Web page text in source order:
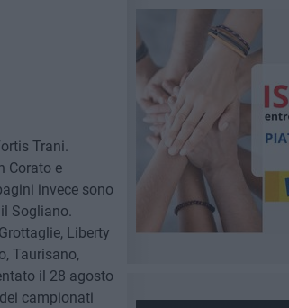
Trani.
Corato e
invece sono
Sogliano.
Liberty
Taurisano,
il 28 agosto
campionati